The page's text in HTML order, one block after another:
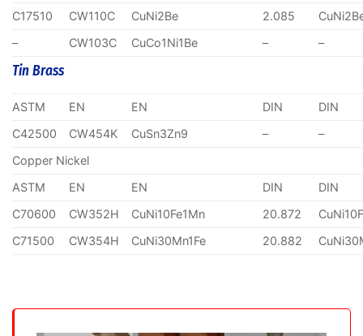
C17510
CW110C CuNi2Be 2.085
–
CW103C CuCo1Ni1Be – –
Tin Brass
ASTM EN EN DIN
DIN
C42500
CW454K CuSn3Zn9 –
–
Copper Nickel
ASTM
EN EN DIN
DIN
C70600
CW352H CuNi10Fe1Mn 20.872
C71500
CW354H CuNi30Mn1Fe 20.882